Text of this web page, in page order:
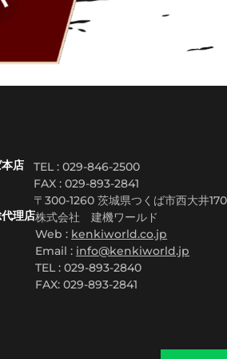
本店TEL : 029-846-2500
FAX :029-893-2841
〒300-1260 茨城県つくば市西大井
理店株式会社 建機ワールド
Web : kenkiworld.co.jp
Email : info@kenkiworld.jp
TEL : 029-893-2840
FAX: 029-893-2841